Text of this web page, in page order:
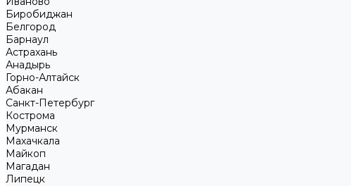
Биробиджан
Белгород
Барнаул
Астрахань
Анадырь
Горно-Алтайск
Абакан
Санкт-Петербург
Кострома
Мурманск
Махачкала
Майкоп
Магадан
Липецк